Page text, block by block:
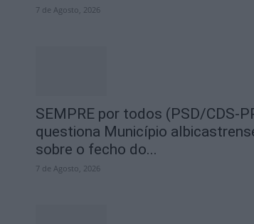
7 de Agosto, 2026
SEMPRE por todos (PSD/CDS-
questiona Município
sobre o fecho do...
7 de Agosto, 2026